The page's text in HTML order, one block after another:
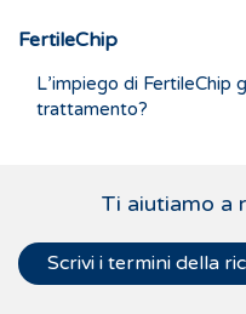
FertileChip
L’impiego di FertileChip
trattamento?
Ti aiutiamo a